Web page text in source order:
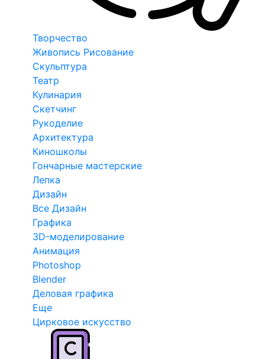
Творчество
Живопись Рисование
Скульптура
Театр
Кулинария
Скетчинг
Рукоделие
Архитектура
Киношколы
Гончарные мастерские
Лепка
Дизайн
Все Дизайн
Графика
3D-моделирование
Анимация
Photoshop
Blender
Деловая графика
Еще
Цирковое искусство